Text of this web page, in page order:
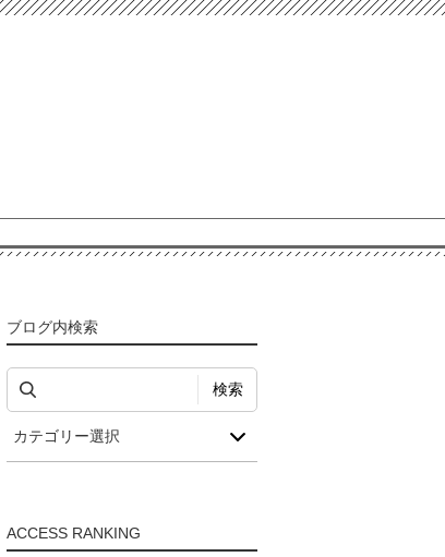
ブログ内検索
検索
カテゴリー選択
ACCESS RANKING